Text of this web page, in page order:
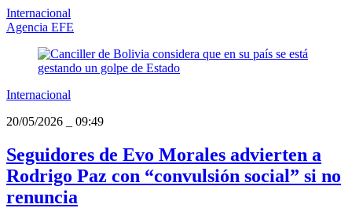
Internacional
Agencia EFE
Internacional
20/05/2026
09:49
Seguidores de Evo Morales advierten a
Rodrigo Paz con “convulsión social” si no
renuncia